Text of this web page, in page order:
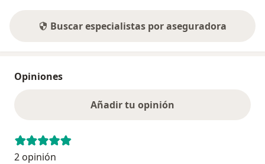
Buscar especialistas por aseguradora
Opiniones
Añadir tu opinión
2 opinión